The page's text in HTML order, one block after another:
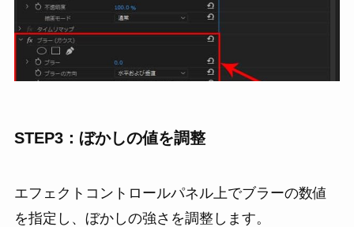
STEP3：ぼかしの値を調整
エフェクトコントロールパネル上でブラーの数値
を指定し、ぼかしの強さを調整します。